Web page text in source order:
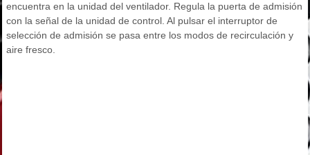
encuentra en la unidad del ventilador. Regula la puerta de admisión
con la señal de la unidad de control. Al pulsar el interruptor de
selección de admisión se pasa entre los modos de recirculación y
aire fresco.